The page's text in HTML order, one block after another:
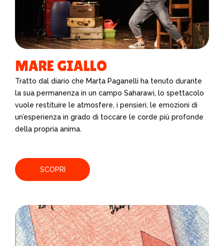
MARE GIALLO
Tratto dal diario che Marta Paganelli ha tenuto durante
la sua permanenza in un campo Saharawi, lo spettacolo
vuole restituire le atmosfere, i pensieri, le emozioni di
un’esperienza in grado di toccare le corde più profonde
della propria anima.
SCOPRI